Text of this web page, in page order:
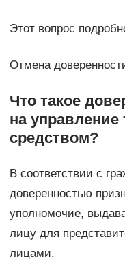
Этот вопрос
Отмена
Что такое
на
средством?
В соответствии с
доверенностью
уполномочие,
лицу для
лицами.